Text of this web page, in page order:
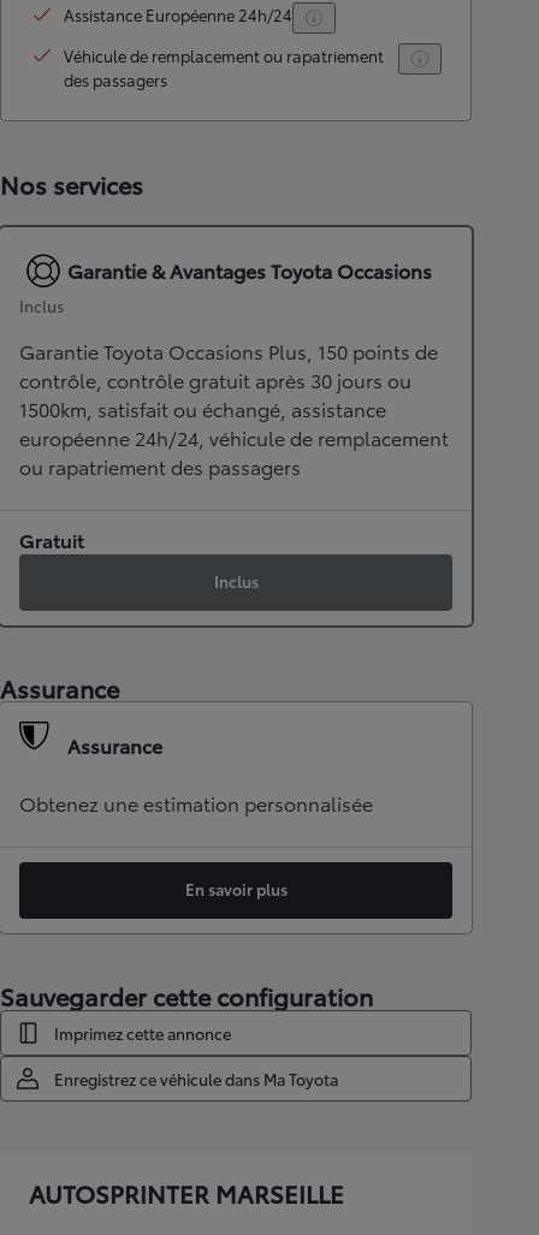
Assistance Européenne 24h/24
Véhicule de remplacement ou rapatriement
des passagers
Nos services
Garantie & Avantages Toyota Occasions
Inclus
Garantie Toyota Occasions Plus, 150 points de
contrôle, contrôle gratuit après 30 jours ou
1500km, satisfait ou échangé, assistance
européenne 24h/24, véhicule de remplacement
ou rapatriement des passagers
Gratuit
Inclus
Assurance
Assurance
Obtenez une estimation personnalisée
En savoir plus
Sauvegarder cette configuration
Imprimez cette annonce
Enregistrez ce véhicule dans Ma Toyota
AUTOSPRINTER MARSEILLE